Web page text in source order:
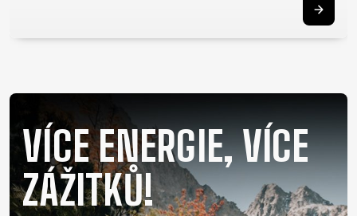
B2B LOGIN
VÍCE ENERGIE, VÍCE
ZÁŽITKŮ!